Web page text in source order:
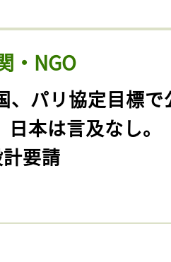
・NGO
、パリ協定目標で
本は言及なし。
要請